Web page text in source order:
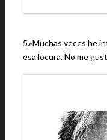
5.»Muchas veces he
esa locura. No me